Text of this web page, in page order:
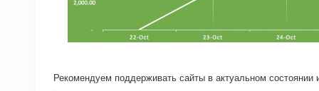
Рекомендуем поддерживать сайты в актуальном